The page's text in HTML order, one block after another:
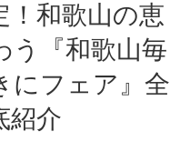
！和歌山の恵
う『和歌山毎
にフェア』全
紹介